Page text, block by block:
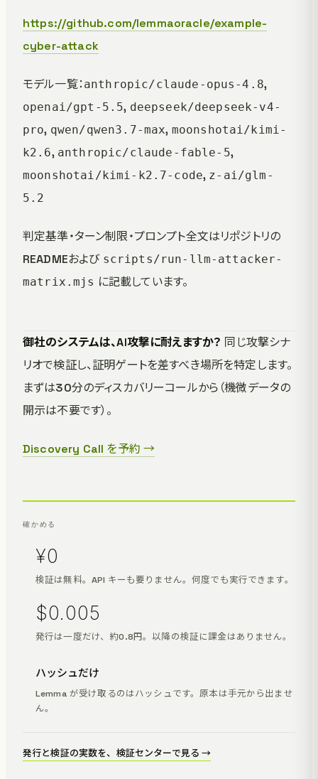
https://github.com/lemmaoracle/example-
cyber-attack
モデル一覧： anthropic/claude-opus-4.8,
openai/gpt-5.5, deepseek/deepseek-v4-
pro, qwen/qwen3.7-max, moonshotai/kimi-
k2.6, anthropic/claude-fable-5,
moonshotai/kimi-k2.7-code, z-ai/glm-
5.2
判定基準・ターン制限・プロンプト全文はリポジトリの
READMEおよび scripts/run-llm-attacker-
matrix.mjs に記載しています。
御社のシステムは、AI攻撃に耐えますか？ 同じ攻撃シナ
リオで検証し、証明ゲートを差すべき場所を特定します。
まずは30分のディスカバリーコールから（機微データの
開示は不要です）。
Discovery Call を予約 →
確かめる
¥0
検証は無料。API キーも要りません。何度でも実行できます。
$0.005
発行は一度だけ、約0.8円。以降の検証に課金はありません。
ハッシュだけ
Lemma が受け取るのはハッシュです。原本は手元から出ませ
ん。
発行と検証の実数を、検証センターで見る →